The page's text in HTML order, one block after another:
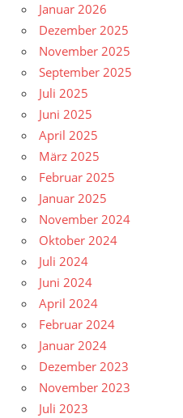
Januar 2026
Dezember 2025
November 2025
September 2025
Juli 2025
Juni 2025
April 2025
März 2025
Februar 2025
Januar 2025
November 2024
Oktober 2024
Juli 2024
Juni 2024
April 2024
Februar 2024
Januar 2024
Dezember 2023
November 2023
Juli 2023